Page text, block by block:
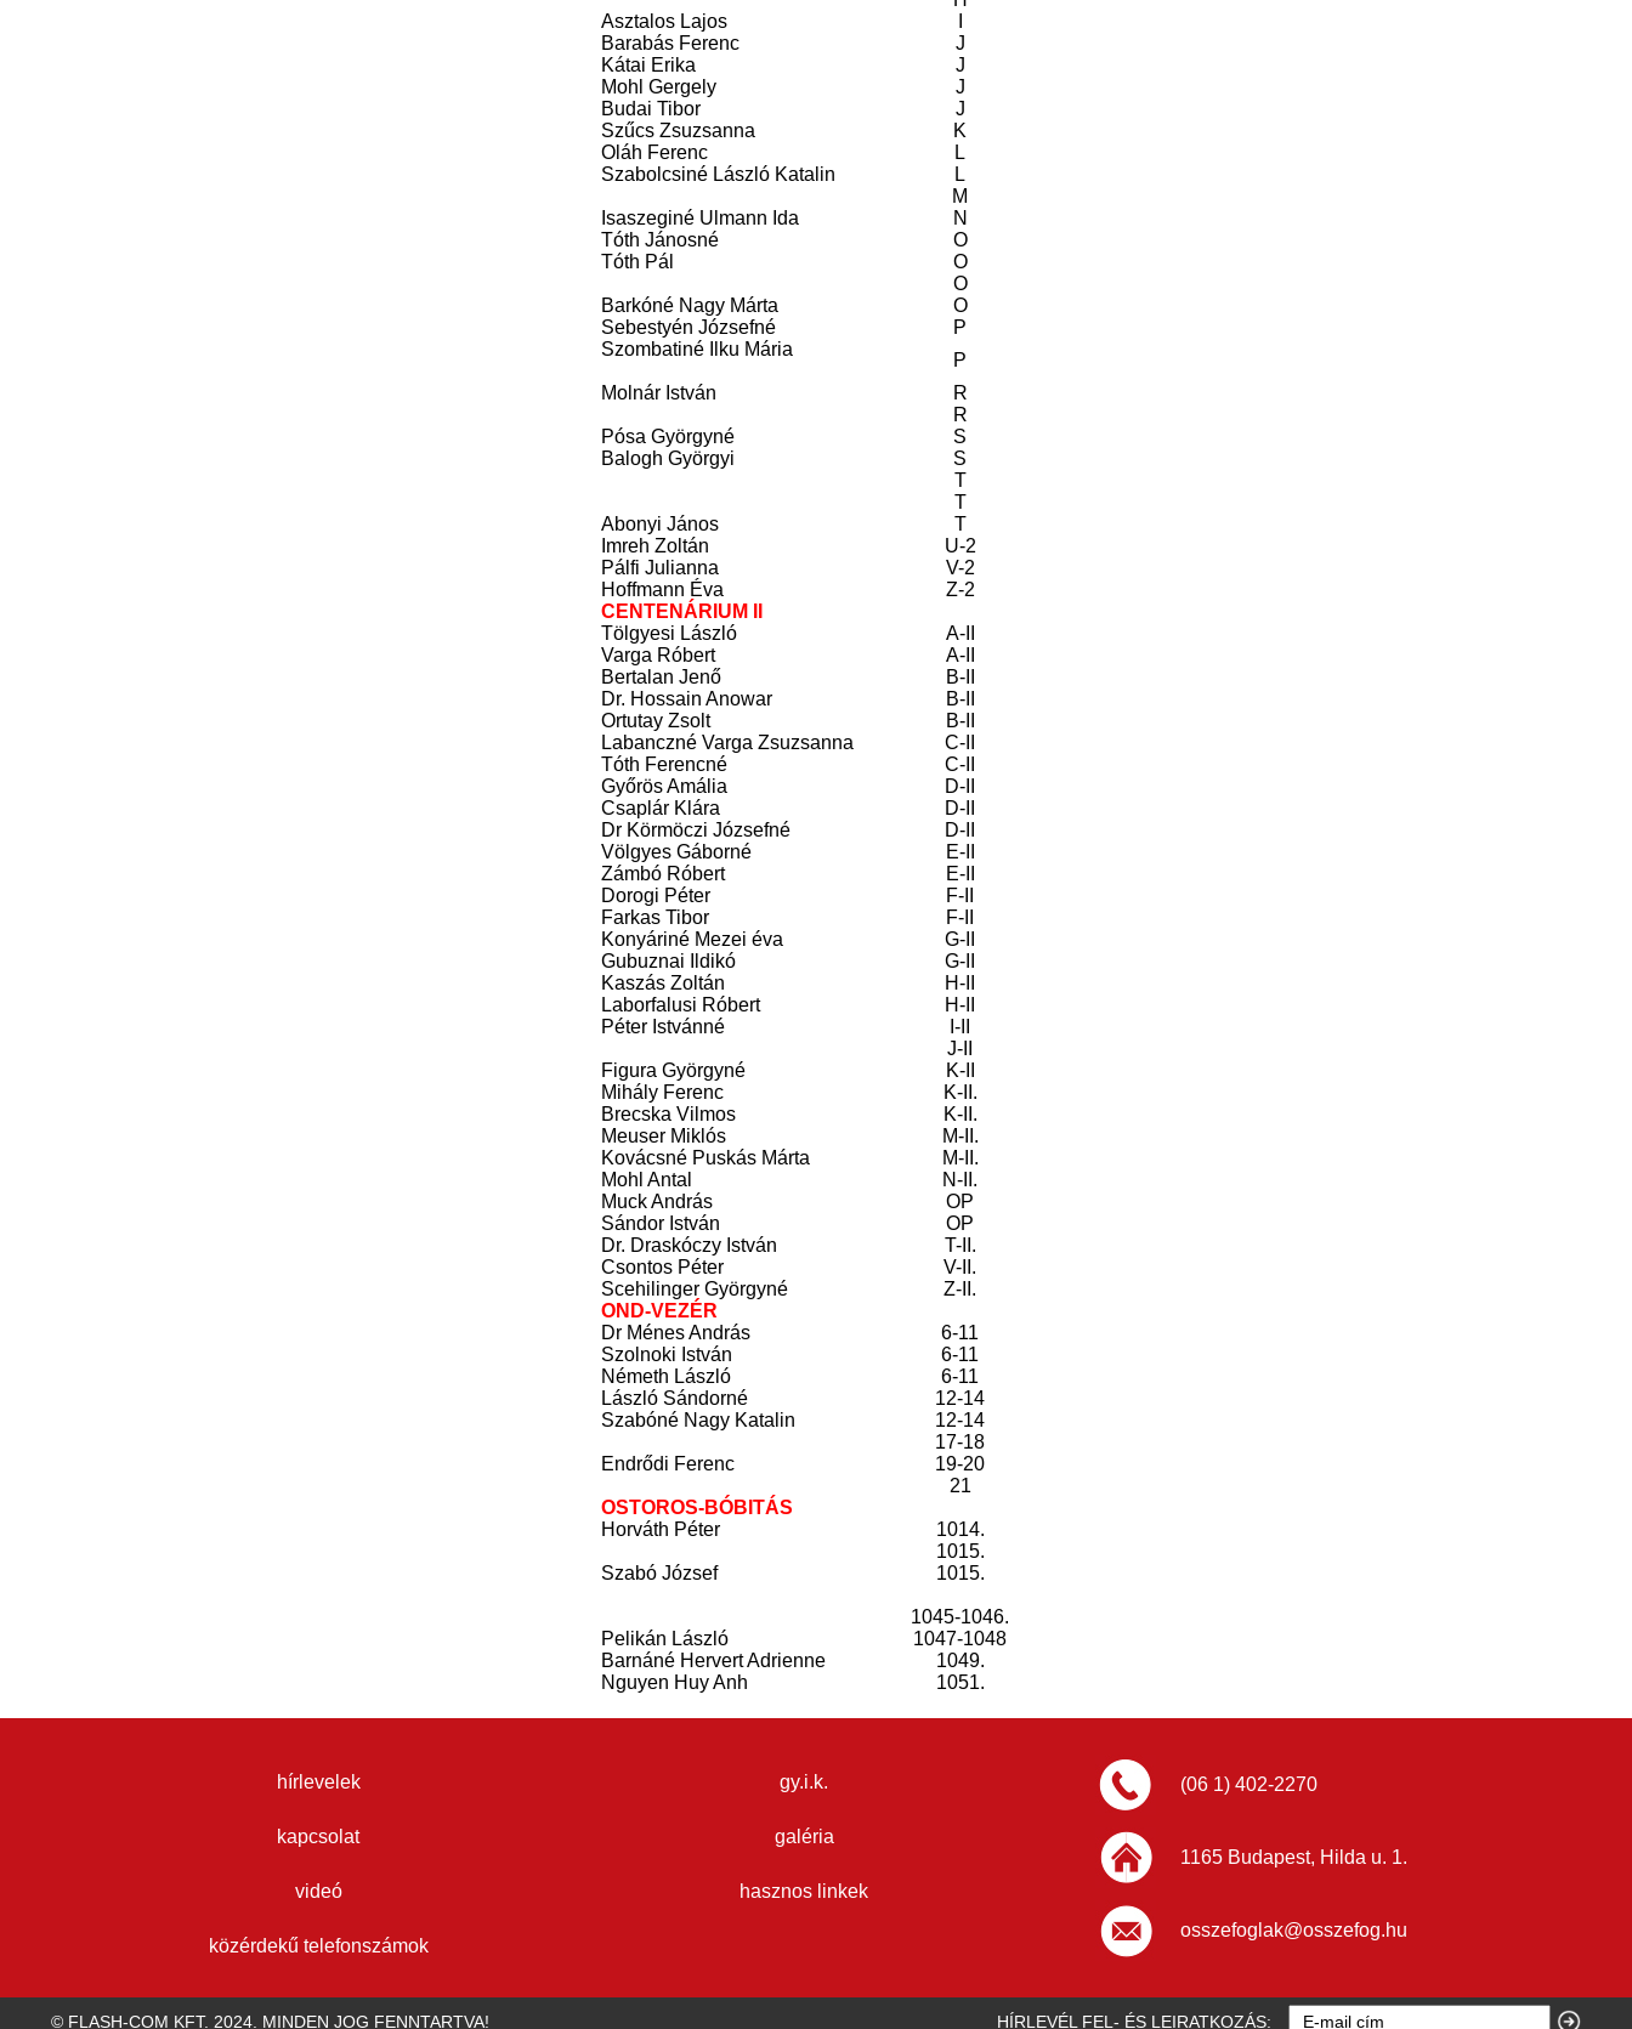
Asztalos Lajos
Barabás Ferenc
J
Kátai Erika
J
Mohl Gergely
J
Budai Tibor
J
Szűcs Zsuzsanna
K
Oláh Ferenc
L
Szabolcsiné László Katalin
L
M
Isaszeginé Ulmann Ida
N
Tóth Jánosné
O
Tóth Pál
O
O
Barkóné Nagy Márta
O
Sebestyén Józsefné
P
Szombatiné Ilku Mária
P
Molnár István
R
R
Pósa Györgyné
S
Balogh Györgyi
S
T
T
Abonyi János
T
Imreh Zoltán
U-2
Pálfi Julianna
V-2
Hoffmann Éva
Z-2
CENTENÁRIUM II
Tölgyesi László
A-II
Varga Róbert
A-II
Bertalan Jenő
B-II
Dr. Hossain Anowar
B-II
Ortutay Zsolt
B-II
Labanczné Varga Zsuzsanna
C-II
Tóth Ferencné
C-II
Győrös Amália
D-II
Csaplár Klára
D-II
Dr Körmöczi Józsefné
D-II
Völgyes Gáborné
E-II
Zámbó Róbert
E-II
Dorogi Péter
F-II
Farkas Tibor
F-II
Konyáriné Mezei éva
G-II
Gubuznai Ildikó
G-II
Kaszás Zoltán
H-II
Laborfalusi Róbert
H-II
Péter Istvánné
I-II
J-II
Figura Györgyné
K-II
Mihály Ferenc
K-II.
Brecska Vilmos
K-II.
Meuser Miklós
M-II.
Kovácsné Puskás Márta
M-II.
Mohl Antal
N-II.
Muck András
OP
Sándor István
OP
Dr. Draskóczy István
T-II.
Csontos Péter
V-II.
Scehilinger Györgyné
Z-II.
OND-VEZÉR
Dr Ménes András
6-11
Szolnoki István
6-11
Németh László
6-11
László Sándorné
12-14
Szabóné Nagy Katalin
12-14
17-18
Endrődi Ferenc
19-20
21
OSTOROS-BÓBITÁS
Horváth Péter
1014.
1015.
Szabó József
1015.
1045-1046.
Pelikán László
1047-1048
Barnáné Hervert Adrienne
1049.
Nguyen Huy Anh
1051.
hírlevelek gy.i.k.
kapcsolat galéria
videó hasznos linkek
közérdekű telefonszámok
(06 1) 402-2270
1165 Budapest, Hilda u. 1.
osszefoglak@osszefog.hu
© FLASH-COM KFT. 2024. MINDEN JOG FENNTARTVA! HÍRLEVÉL FEL- ÉS LEIRATKOZÁS: